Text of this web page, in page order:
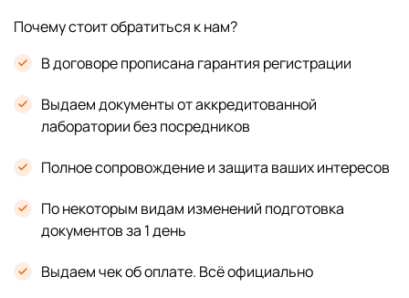
Почему стоит обратиться к нам?
В договоре прописана гарантия регистрации
Выдаем документы от аккредитованной
лаборатории без посредников
Полное сопровождение и защита ваших интересов
По некоторым видам изменений подготовка
документов за 1 день
Выдаем чек об оплате. Всё официально